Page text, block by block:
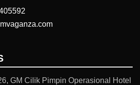
GM Cilik Pimpin Operasional Hotel